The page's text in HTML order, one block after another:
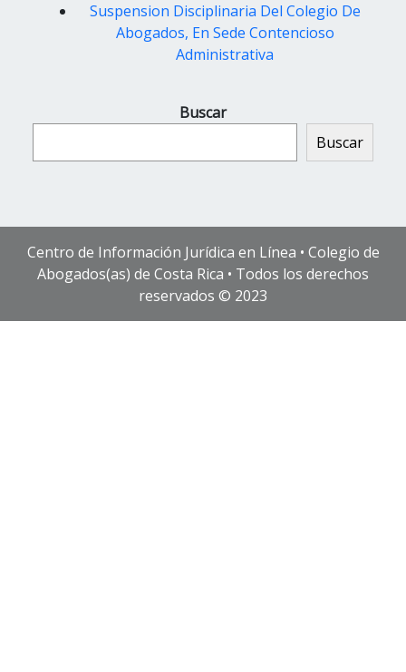
Suspension Disciplinaria Del Colegio De
Abogados, En Sede Contencioso
Administrativa
Buscar
Buscar
Centro de Información Jurídica en Línea • Colegio de
Abogados(as) de Costa Rica • Todos los derechos
reservados © 2023